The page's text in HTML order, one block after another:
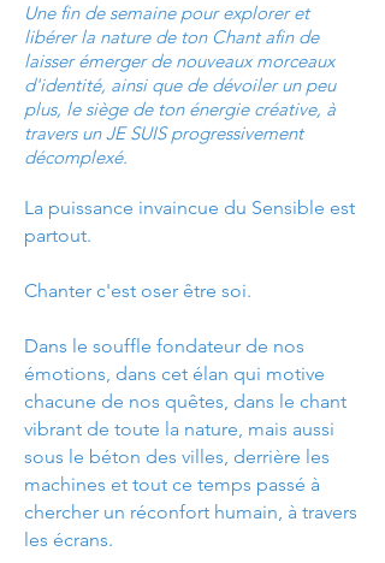
Une fin de semaine pour explorer et
libérer la nature de ton Chant afin de
laisser émerger de nouveaux morceaux
d'identité, ainsi que de dévoiler un peu
plus, le siège de ton énergie créative, à
travers un JE SUIS progressivement
décomplexé.
La puissance invaincue du Sensible est
partout.
Chanter c'est oser être soi.
Dans le souffle fondateur de nos
émotions, dans cet élan qui motive
chacune de nos quêtes, dans le chant
vibrant de toute la nature, mais aussi
sous le béton des villes, derrière les
machines et tout ce temps passé à
chercher un réconfort humain, à travers
les écrans.